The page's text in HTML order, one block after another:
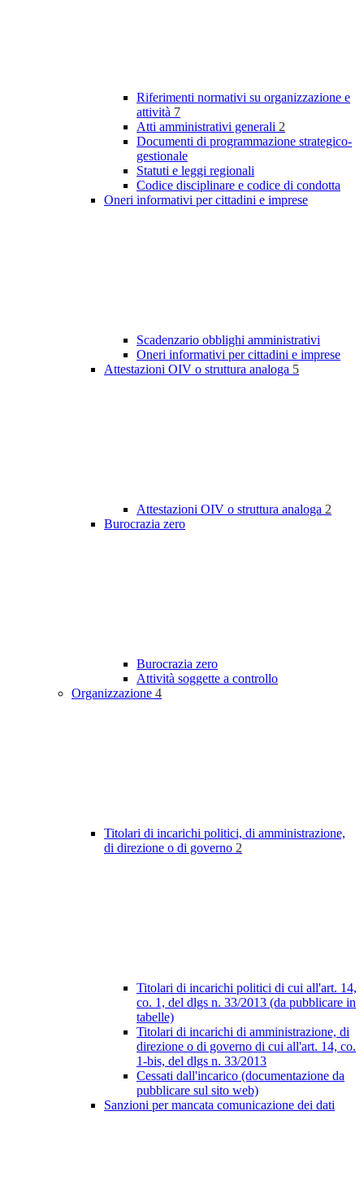
Riferimenti normativi su organizzazione e
attività 7
Atti amministrativi generali 2
Documenti di programmazione strategico-
gestionale
Statuti e leggi regionali
Codice disciplinare e codice di condotta
Oneri informativi per cittadini e imprese
Scadenzario obblighi amministrativi
Oneri informativi per cittadini e imprese
Attestazioni OIV o struttura analoga 5
Attestazioni OIV o struttura analoga 2
Burocrazia zero
Burocrazia zero
Attività soggette a controllo
Organizzazione 4
Titolari di incarichi politici, di amministrazione,
di direzione o di governo 2
Titolari di incarichi politici di cui all'art. 14,
co. 1, del dlgs n. 33/2013 (da pubblicare in
tabelle)
Titolari di incarichi di amministrazione, di
direzione o di governo di cui all'art. 14, co.
1-bis, del dlgs n. 33/2013
Cessati dall'incarico (documentazione da
pubblicare sul sito web)
Sanzioni per mancata comunicazione dei dati